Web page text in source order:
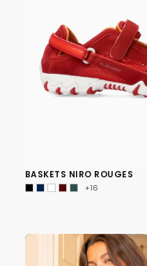
BASKETS NIRO ROUGES
+16